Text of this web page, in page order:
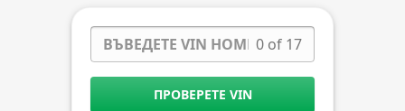
0 of 17
ПРОВЕРЕТЕ VIN